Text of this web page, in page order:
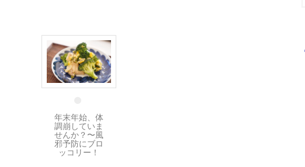
4 1月
年末年始、体
調崩していま
せんか？〜風
邪予防にブロ
ッコリー！